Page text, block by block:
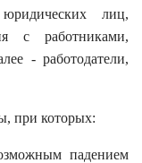
лиц,
с работниками,
- работодатели,
при которых:
падением